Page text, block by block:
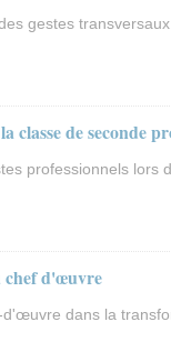
gestes transversaux.
classe de seconde
professionnels lors
chef d'œuvre
d'œuvre dans la